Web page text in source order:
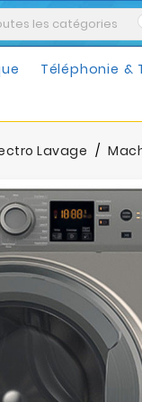
Téléphonie &
Lavage